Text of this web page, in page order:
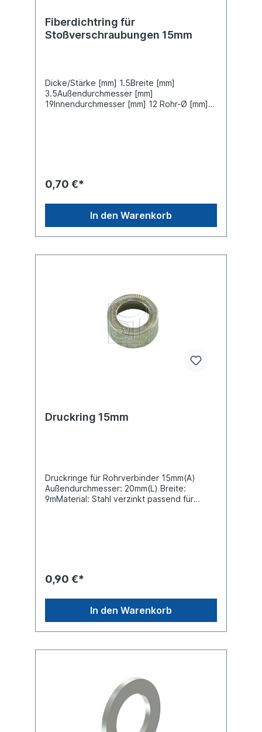
Fiberdichtring für
Stoßverschraubungen 15mm
Dicke/Stärke [mm] 1.5Breite [mm]
3.5Außendurchmesser [mm]
19Innendurchmesser [mm] 12 Rohr-Ø [mm]
0,70 €*
In den Warenkorb
Druckring 15mm
Druckringe für Rohrverbinder 15mm(A)
Außendurchmesser: 20mm(L) Breite:
9mMaterial: Stahl verzinkt passend für
0,90 €*
In den Warenkorb